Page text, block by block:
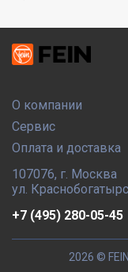
О компании
Сервис
Оплата и доставка
107076, г. Москва
ул.
+7 (495) 280-05-45
2026 ©